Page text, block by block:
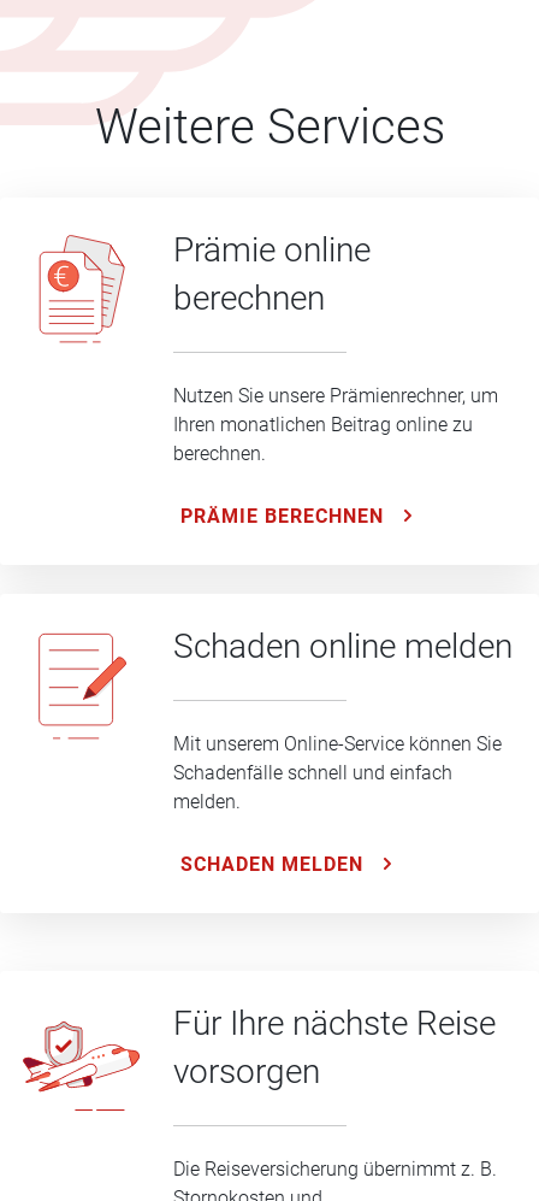
Weitere Services
Prämie online
berechnen
Nutzen Sie unsere Prämienrechner, um
Ihren monatlichen Beitrag online zu
berechnen.
PRÄMIE BERECHNEN
Schaden online melden
Mit unserem Online-Service können Sie
Schadenfälle schnell und einfach
melden.
SCHADEN MELDEN
Für Ihre nächste Reise
vorsorgen
Die Reiseversicherung übernimmt z. B.